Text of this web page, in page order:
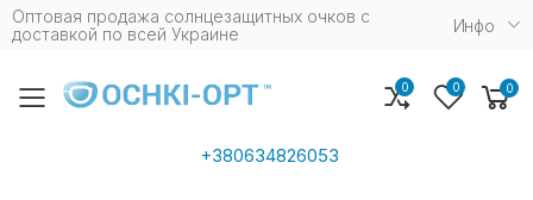
Оптовая продажа солнцезащитных очков c
доставкой по всей Украине
Инфо
Toggle mobile menu
+380634826053
0 0 0